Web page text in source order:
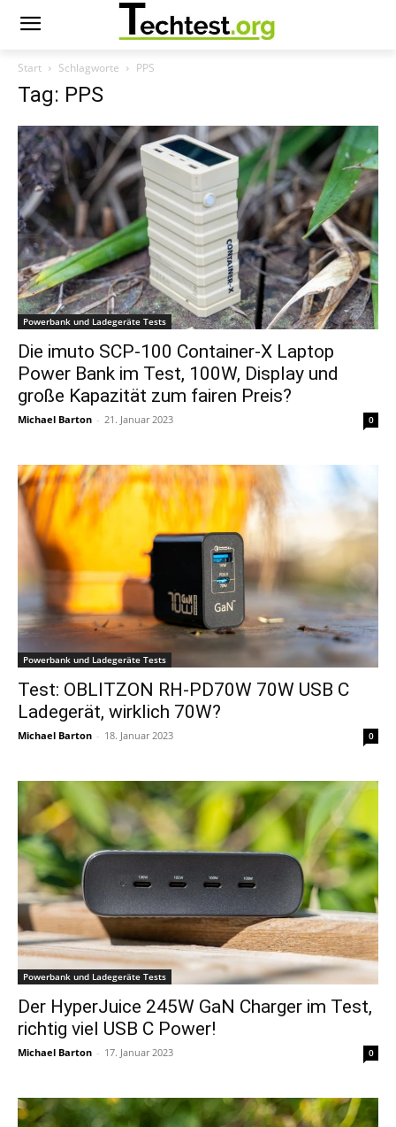
Start Schlagworte PPS
Tag: PPS
Powerbank und Ladegeräte Tests
Die imuto SCP-100 Container-X Laptop
Power Bank im Test, 100W, Display und
große Kapazität zum fairen Preis?
Michael Barton - 21. Januar 2023 0
Powerbank und Ladegeräte Tests
Test: OBLITZON RH-PD70W 70W USB C
Ladegerät, wirklich 70W?
Michael Barton - 18. Januar 2023 0
Powerbank und Ladegeräte Tests
Der HyperJuice 245W GaN Charger im Test,
richtig viel USB C Power!
Michael Barton - 17. Januar 2023 0